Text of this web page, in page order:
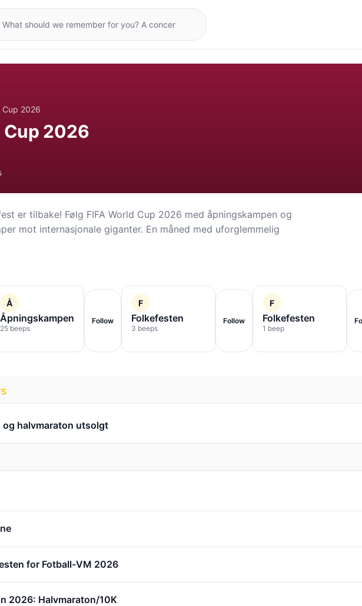
Cup 2026
Cup 2026
er tilbake! Følg FIFA World Cup 2026 med åpningskampen og
mot internasjonale giganter. En måned med uforglemmelig
Å
Åpningskampen
25 beeps
Follow
F
Folkefesten
3 beeps
Follow
F
Folkefesten
1 beep
halvmaraton utsolgt
for Fotball-VM 2026
2026: Halvmaraton/10K